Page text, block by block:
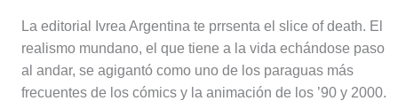
La editorial Ivrea Argentina te prrsenta el slice of death. El
realismo mundano, el que tiene a la vida echándose paso
al andar, se agigantó como uno de los paraguas más
frecuentes de los cómics y la animación de los ’90 y 2000.